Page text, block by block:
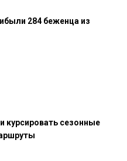
284 беженца из
курсировать сезонные